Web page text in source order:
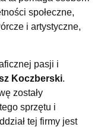
społeczne,
i artystyczne,
pasji i
Koczberski.
zostały
sprzętu i
tej firmy jest